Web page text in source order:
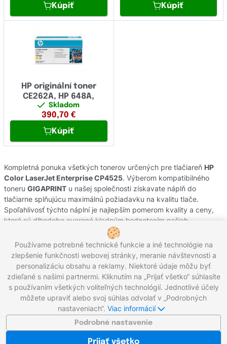
Kúpiť
Kúpiť
HP originální toner
CE262A, HP 648A,
Skladom
390,70 €
Kúpiť
Kompletná ponuka všetkých tonerov určených pre tlačiareň HP
Color LaserJet Enterprise CP4525. Výberom kompatibilného
toneru GIGAPRINT u našej společnosti získavate náplň do
tlačiarne splňujúcu maximálnú požiadavku na kvalitu tlače.
Spoľahlivosť týchto náplní je najlepším pomerom kvality a ceny,
ktoré sú dlhodobo overené kladným hodnotením našich
zákazníkov. Originálne tonery od výrobcov
oficiálnej slovenskej distribúcie s garanciou pôvodu. Potrebujete
poradiť s výberom náplní do Vašej tlačiarne, kontaktujte náš
zákaznícky servis, kde Vám radi pomôžeme.
Zavolajte nám: 0221 000 012
Pracovné dni 8:00 - 16:30
Napíšte nám:info@gigaprint.sk©2026 gigaprint.sk
Zobraziť klasickú verziu
Používame potrebné technické funkcie a iné technológie na
zlepšenie funkčnosti webovej stránky, meranie návštevnosti a
personalizáciu obsahu a reklamy. Niektoré údaje môžu byť
zdieľané s našimi partnermi. Kliknutím na „Prijať všetko“ súhlasíte
s používaním všetkých voliteľných technológií. Jednotlivé účely
môžete upraviť alebo svoj súhlas odvolať v „Podrobných
nastaveniach“. Viac informácií
Podrobné nastavenie
Prijať všetko